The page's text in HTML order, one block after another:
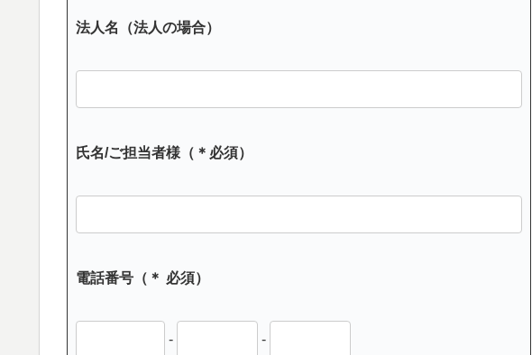
法人名（法人の場合）
氏名/ご担当者様（＊必須）
電話番号（＊ 必須）
- -